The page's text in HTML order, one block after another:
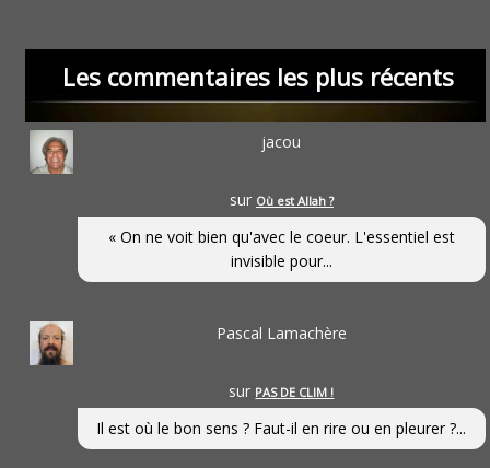
Les commentaires les plus récents
jacou
sur Où est Allah ?
« On ne voit bien qu'avec le coeur. L'essentiel est
invisible pour...
Pascal Lamachère
sur PAS DE CLIM !
Il est où le bon sens ? Faut-il en rire ou en pleurer ?...